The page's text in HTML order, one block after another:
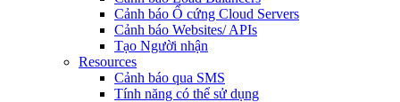
Cảnh báo Ổ cứng Cloud Servers
Cảnh báo Websites/ APIs
Tạo Người nhận
Resources
Cảnh báo qua SMS
Tính năng có thể sử dụng